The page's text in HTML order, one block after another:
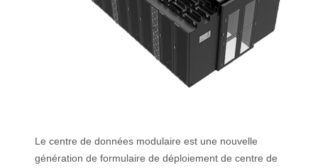
Le centre de données modulaire est une nouvelle
génération de formulaire de déploiement de centre de